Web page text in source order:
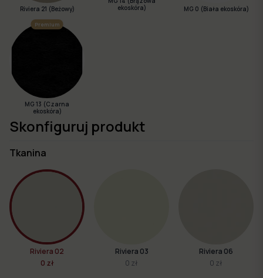
Riviera 21 (Beżowy)
ekoskóra)
MG 0 (Biała ekoskóra)
Premium
MG 13 (Czarna
ekoskóra)
Skonfiguruj produkt
Tkanina
Riviera 02
0 zł
Riviera 03
0 zł
Riviera 06
0 zł